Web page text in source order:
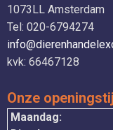
1073LL Amsterdam
Tel: 020-6794274
kvk: 66467128
Onze
Maandag: